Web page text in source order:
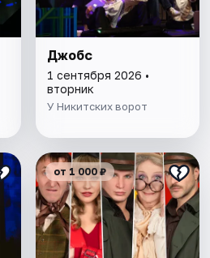
Джобс
1 сентября 2026 •
вторник
У Никитских ворот
от 1 000 ₽